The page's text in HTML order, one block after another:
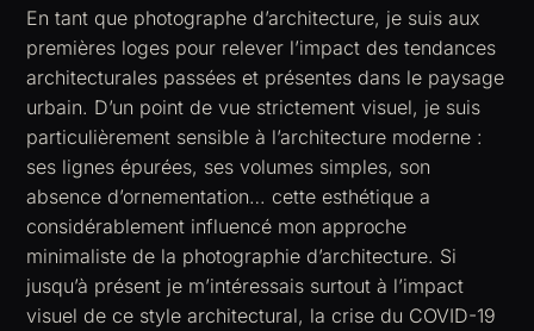
En tant que photographe d’architecture, je suis aux
premières loges pour relever l’impact des tendances
architecturales passées et présentes dans le paysage
urbain. D’un point de vue strictement visuel, je suis
particulièrement sensible à l’architecture moderne :
ses lignes épurées, ses volumes simples, son
absence d’ornementation… cette esthétique a
considérablement influencé mon approche
minimaliste de la photographie d’architecture. Si
jusqu’à présent je m’intéressais surtout à l’impact
visuel de ce style architectural, la crise du COVID-19